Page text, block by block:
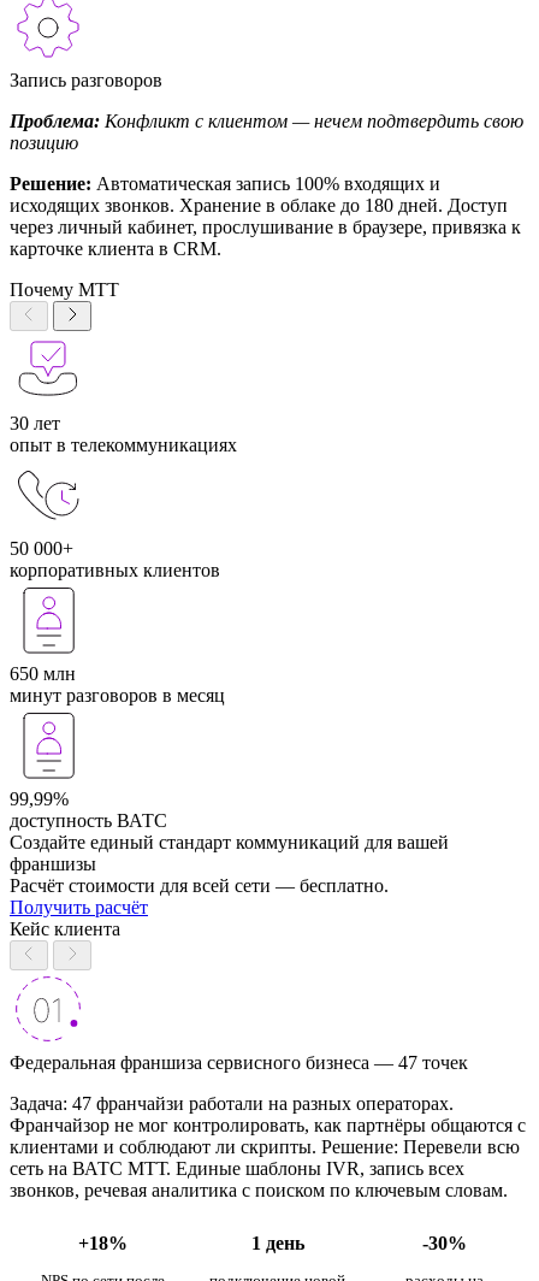
Запись разговоров
Проблема: Конфликт с клиентом — нечем подтвердить свою
позицию
Решение: Автоматическая запись 100% входящих и
исходящих звонков. Хранение в облаке до 180 дней. Доступ
через личный кабинет, прослушивание в браузере, привязка к
карточке клиента в CRM.
Почему МТТ
30 лет
опыт в телекоммуникациях
50 000+
корпоративных клиентов
650 млн
минут разговоров в месяц
99,99%
доступность ВАТС
Создайте единый стандарт коммуникаций для вашей
франшизы
Расчёт стоимости для всей сети — бесплатно.
Получить расчёт
Кейс клиента
Федеральная франшиза сервисного бизнеса — 47 точек
Задача: 47 франчайзи работали на разных операторах.
Франчайзор не мог контролировать, как партнёры общаются с
клиентами и соблюдают ли скрипты. Решение: Перевели всю
сеть на ВАТС МТТ. Единые шаблоны IVR, запись всех
звонков, речевая аналитика с поиском по ключевым словам.
+18% 1 день -30%